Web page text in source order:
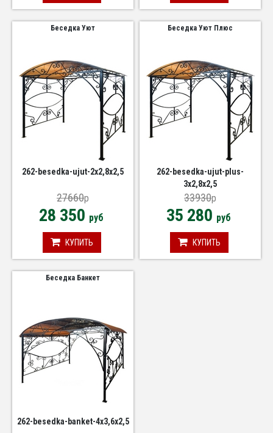
Беседка Уют
262-besedka-ujut-2x2,8x2,5
27660p
28 350 руб
КУПИТЬ
Беседка Уют Плюс
262-besedka-ujut-plus-
3x2,8x2,5
33930p
35 280 руб
КУПИТЬ
Беседка Банкет
262-besedka-banket-4x3,6x2,5